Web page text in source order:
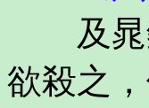
及晁錯
欲殺之